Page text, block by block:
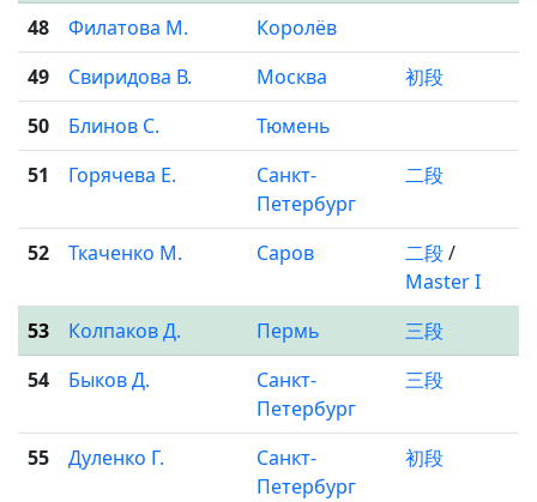
48
Филатова М.
Королёв
49
Свиридова В. Москва
初段
50
Блинов С.
Тюмень
51
Горячева Е.
Санкт-
Петербург
二段
52 Ткаченко М. Саров 二段/
Master I
53
Колпаков Д. Пермь
三段
54
Быков Д.
Санкт-
Петербург
三段
55 Дуленко Г.
Санкт-
Петербург
初段